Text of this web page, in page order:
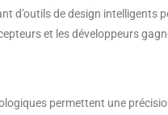
d’outils de design intelligents
et les développeurs
permettent une